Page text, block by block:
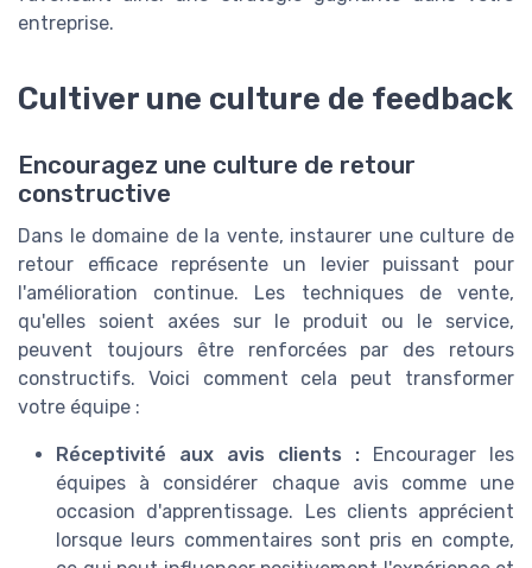
entreprise.
Cultiver une culture de feedback
Encouragez une culture de retour
constructive
Dans le domaine de la vente, instaurer une culture de
retour efficace représente un levier puissant pour
l'amélioration continue. Les techniques de vente,
qu'elles soient axées sur le produit ou le service,
peuvent toujours être renforcées par des retours
constructifs. Voici comment cela peut transformer
votre équipe :
Réceptivité aux avis clients : Encourager les
équipes à considérer chaque avis comme une
occasion d'apprentissage. Les clients apprécient
lorsque leurs commentaires sont pris en compte,